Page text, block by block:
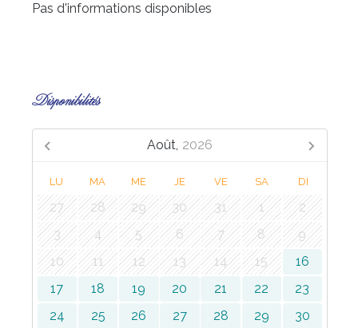
Pas d'informations disponibles
Disponibilités
Août, 2026
LU MA ME JE VE SA DI
27 28 29 30 31 1
2
3
4 5 6 7 8
9
10
11 12 13 14 15
16
17
18 19 20 21 22
23
24
25 26 27 28 29
30